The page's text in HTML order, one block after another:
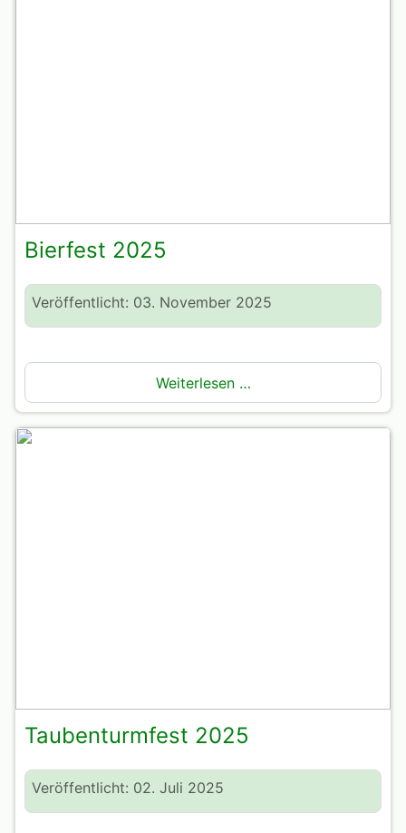
Bierfest 2025
Veröffentlicht: 03. November 2025
Weiterlesen …
Taubenturmfest 2025
Veröffentlicht: 02. Juli 2025